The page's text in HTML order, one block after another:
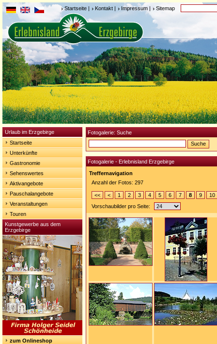
Startseite | Kontakt | Impressum | Sitemap
Urlaub im Erzgebirge
Startseite
Unterkünfte
Gastronomie
Sehenswertes
Aktivangebote
Pauschalangebote
Veranstaltungen
Touren
Kunstgewerbe aus dem
Erzgebirge
zum Onlineshop
Fotogalerie: Suche
Fotogalerie - Erlebnisland Erzgebirge
Treffernavigation
Anzahl der Fotos: 297
<< < 1 2 3 4 5 6 7 8 9
10
Vorschaubilder pro Seite: